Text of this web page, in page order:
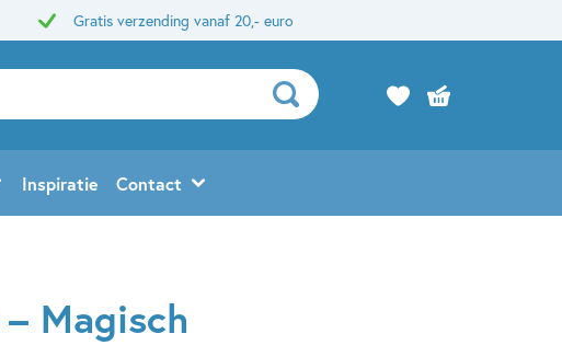
Gratis verzending vanaf 20,- euro
Inspiratie Contact
Magisch